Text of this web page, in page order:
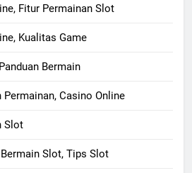
Fitur Permainan Slot
Kualitas Game
Bermain
Permainan, Casino Online
Slot
Slot, Tips Slot